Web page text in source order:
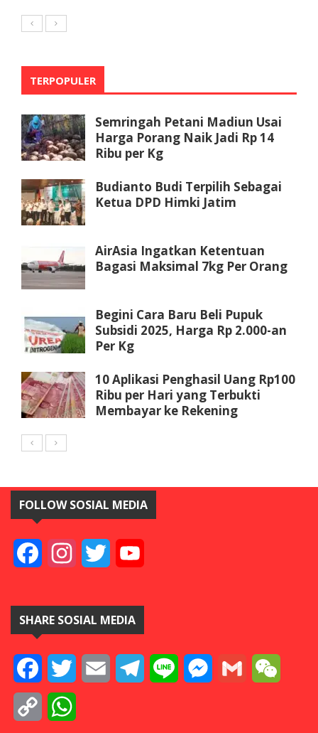
TERPOPULER
Semringah Petani Madiun Usai
Harga Porang Naik Jadi Rp 14
Ribu per Kg
Budianto Budi Terpilih Sebagai
Ketua DPD Himki Jatim
AirAsia Ingatkan Ketentuan
Bagasi Maksimal 7kg Per Orang
Begini Cara Baru Beli Pupuk
Subsidi 2025, Harga Rp 2.000-an
Per Kg
10 Aplikasi Penghasil Uang Rp100
Ribu per Hari yang Terbukti
Membayar ke Rekening
FOLLOW SOSIAL MEDIA
FacebookInstagramTwitter
SHARE SOSIAL MEDIA
FacebookTwitter Email TelegramLine Messenger
Gmail
Copy